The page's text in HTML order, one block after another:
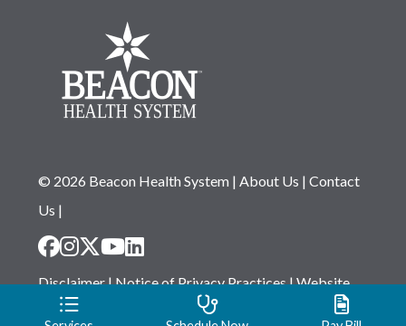
© 2026 Beacon Health System| About Us | Contact
Us |
Disclaimer|Notice of Privacy Practices|Website
Privacy Statement
Notice of Non-Discrimination